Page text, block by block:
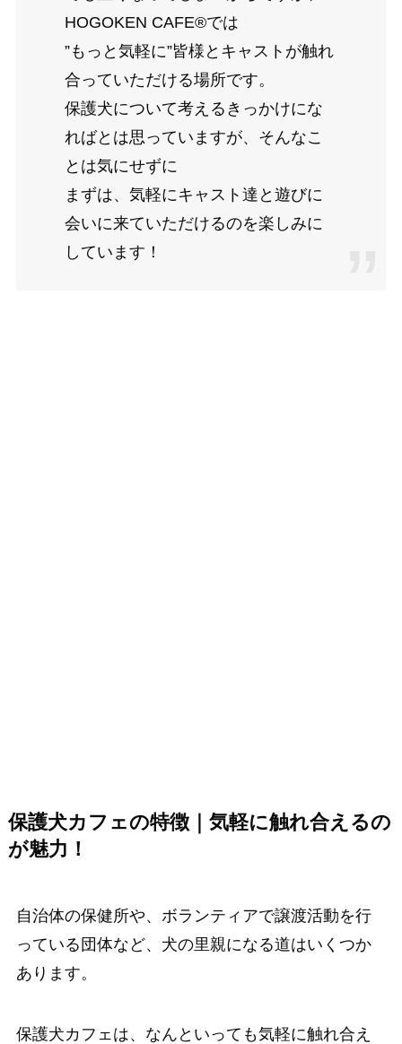
HOGOKEN CAFE®では
”もっと気軽に”皆様とキャストが触れ
合っていただける場所です。
保護犬について考えるきっかけにな
ればとは思っていますが、そんなこ
とは気にせずに
まずは、気軽にキャスト達と遊びに
会いに来ていただけるのを楽しみに
しています！
保護犬カフェの特徴｜気軽に触れ合えるの
が魅力！
自治体の保健所や、ボランティアで譲渡活動を行
っている団体など、犬の里親になる道はいくつか
あります。
保護犬カフェは、なんといっても気軽に触れ合え